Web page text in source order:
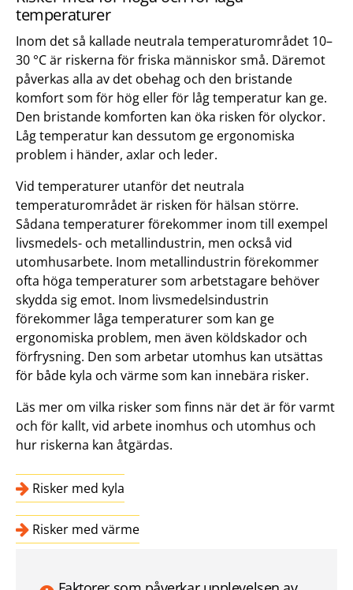
temperaturer
Inom det så kallade neutrala temperaturområdet 10–
30 °C är riskerna för friska människor små. Däremot
påverkas alla av det obehag och den bristande
komfort som för hög eller för låg temperatur kan ge.
Den bristande komforten kan öka risken för olyckor.
Låg temperatur kan dessutom ge ergonomiska
problem i händer, axlar och leder.
Vid temperaturer utanför det neutrala
temperaturområdet är risken för hälsan större.
Sådana temperaturer förekommer inom till exempel
livsmedels- och metallindustrin, men också vid
utomhusarbete. Inom metallindustrin förekommer
ofta höga temperaturer som arbetstagare behöver
skydda sig emot. Inom livsmedelsindustrin
förekommer låga temperaturer som kan ge
ergonomiska problem, men även köldskador och
förfrysning. Den som arbetar utomhus kan utsättas
för både kyla och värme som kan innebära risker.
Läs mer om vilka risker som finns när det är för varmt
och för kallt, vid arbete inomhus och utomhus och
hur riskerna kan åtgärdas.
Risker med kyla
Risker med värme